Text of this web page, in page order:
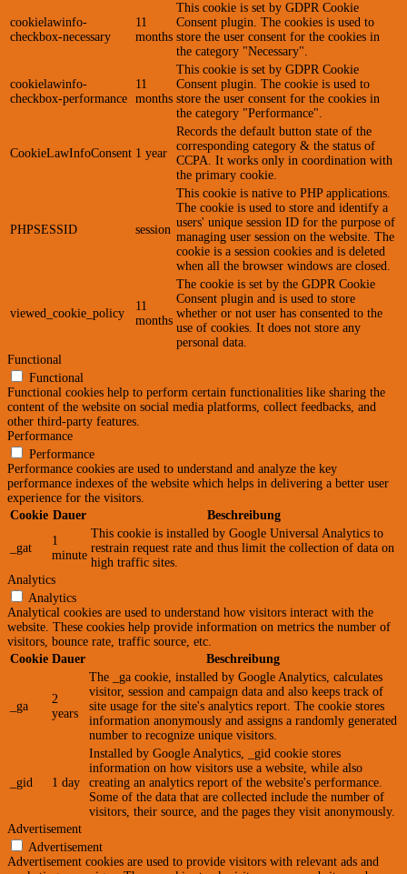
cookielawinfo-
checkbox-necessary
11
months
This cookie is set by GDPR Cookie
Consent plugin. The cookies is used to
store the user consent for the cookies in
the category "Necessary".
cookielawinfo-
checkbox-performance
11
months
This cookie is set by GDPR Cookie
Consent plugin. The cookie is used to
store the user consent for the cookies in
the category "Performance".
CookieLawInfoConsent 1 year
Records the default button state of the
corresponding category & the status of
CCPA. It works only in coordination with
the primary cookie.
PHPSESSID session
This cookie is native to PHP applications.
The cookie is used to store and identify a
users' unique session ID for the purpose of
managing user session on the website. The
cookie is a session cookies and is deleted
when all the browser windows are closed.
viewed_cookie_policy
11
months
The cookie is set by the GDPR Cookie
Consent plugin and is used to store
whether or not user has consented to the
use of cookies. It does not store any
personal data.
Functional
Functional
Functional cookies help to perform certain functionalities like sharing the
content of the website on social media platforms, collect feedbacks, and
other third-party features.
Performance
Performance
Performance cookies are used to understand and analyze the key
performance indexes of the website which helps in delivering a better user
experience for the visitors.
Cookie Dauer Beschreibung
_gat
1
minute
This cookie is installed by Google Universal Analytics to
restrain request rate and thus limit the collection of data on
high traffic sites.
Analytics
Analytics
Analytical cookies are used to understand how visitors interact with the
website. These cookies help provide information on metrics the number of
visitors, bounce rate, traffic source, etc.
Cookie Dauer Beschreibung
_ga
2
years
The _ga cookie, installed by Google Analytics, calculates
visitor, session and campaign data and also keeps track of
site usage for the site's analytics report. The cookie stores
information anonymously and assigns a randomly generated
number to recognize unique visitors.
_gid 1 day
Installed by Google Analytics, _gid cookie stores
information on how visitors use a website, while also
creating an analytics report of the website's performance.
Some of the data that are collected include the number of
visitors, their source, and the pages they visit anonymously.
Advertisement
Advertisement
Advertisement cookies are used to provide visitors with relevant ads and